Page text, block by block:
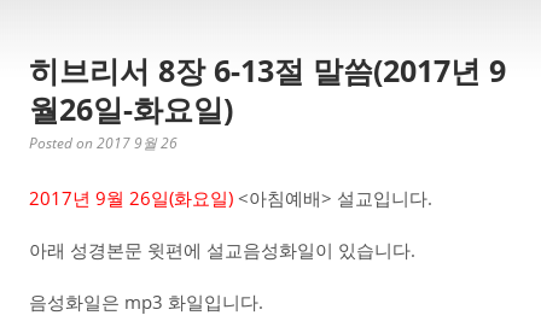
히브리서 8장 6-13절 말씀(2017년 9
월26일-화요일)
Posted on 2017 9월 26
2017년 9월 26일(화요일) <아침예배> 설교입니다.
아래 성경본문 윗편에 설교음성화일이 있습니다.
음성화일은 mp3 화일입니다.